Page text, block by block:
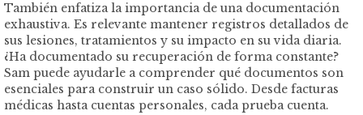
También enfatiza la importancia de una documentación
exhaustiva. Es relevante mantener registros detallados de
sus lesiones, tratamientos y su impacto en su vida diaria.
¿Ha documentado su recuperación de forma constante?
Sam puede ayudarle a comprender qué documentos son
esenciales para construir un caso sólido. Desde facturas
médicas hasta cuentas personales, cada prueba cuenta.